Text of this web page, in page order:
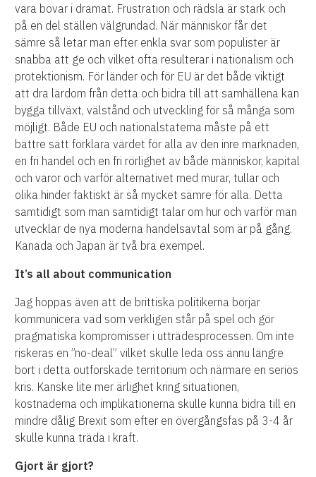
vara bovar i dramat. Frustration och rädsla är stark och
på en del ställen välgrundad. När människor får det
sämre så letar man efter enkla svar som populister är
snabba att ge och vilket ofta resulterar i nationalism och
protektionism. För länder och för EU är det både viktigt
att dra lärdom från detta och bidra till att samhällena kan
bygga tillväxt, välstånd och utveckling för så många som
möjligt. Både EU och nationalstaterna måste på ett
bättre sätt förklara värdet för alla av den inre marknaden,
en fri handel och en fri rörlighet av både människor, kapital
och varor och varför alternativet med murar, tullar och
olika hinder faktiskt är så mycket sämre för alla. Detta
samtidigt som man samtidigt talar om hur och varför man
utvecklar de nya moderna handelsavtal som är på gång.
Kanada och Japan är två bra exempel.
It’s all about communication
Jag hoppas även att de brittiska politikerna börjar
kommunicera vad som verkligen står på spel och gör
pragmatiska kompromisser i utträdesprocessen. Om inte
riskeras en ”no-deal” vilket skulle leda oss ännu längre
bort i detta outforskade territorium och närmare en seriös
kris. Kanske lite mer ärlighet kring situationen,
kostnaderna och implikationerna skulle kunna bidra till en
mindre dålig Brexit som efter en övergångsfas på 3-4 år
skulle kunna träda i kraft.
Gjort är gjort?